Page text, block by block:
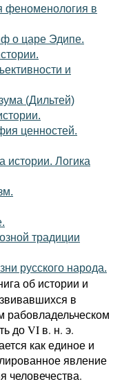
феноменология в
о царе Эдипе.
и
(Дильтей)
ценностей.
истории. Логика
традиции
русского народа.
об истории и
в
рабовладельческом
до VI в. н. э.
как единое и
явление
человечества.